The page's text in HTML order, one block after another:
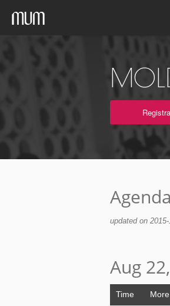
updated on
Aug
Time